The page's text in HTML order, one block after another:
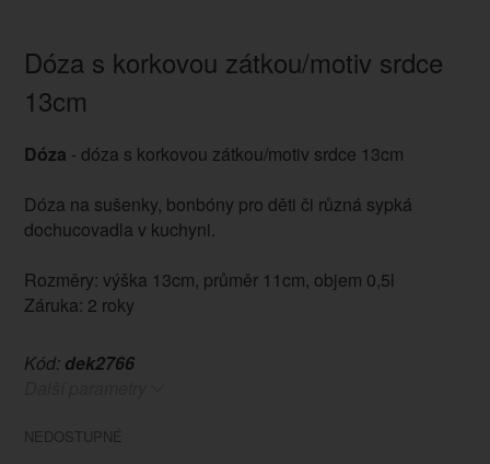
Dóza s korkovou zátkou/motiv srdce
13cm
Dóza - dóza s korkovou zátkou/motiv srdce 13cm
Dóza na sušenky, bonbóny pro děti či různá sypká
dochucovadla v kuchyni.
Rozměry: výška 13cm, průměr 11cm, objem 0,5l
Záruka: 2 roky
Kód: dek2766
NEDOSTUPNÉ